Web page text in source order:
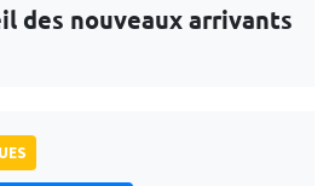
des nouveaux arrivants